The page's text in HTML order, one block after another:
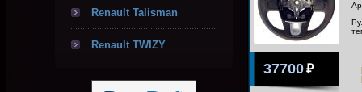
Renault Talisman
Renault TWIZY
37700₽